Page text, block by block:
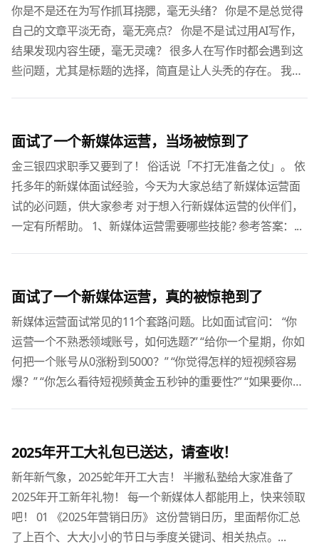
你是不是还在为写作抓耳挠腮，毫无头绪？ 你是不是总觉得
自己的文章平淡无奇，毫无亮点？ 你是不是试过用AI写作，
结果发现内容生硬，毫无灵魂？ 很多人在写作时都会遇到这
些问题，尤其是标题的选择，简直是让人头秃的存在。 我最
面试了一个新媒体运营，当场被惊到了
金三银四求职季又要到了！ 俗话说「不打无准备之仗」。 依
托多年的新媒体面试经验，今天为大家总结了新媒体运营面
试的必问题，供大家参考 对于想入行新媒体运营的伙伴们，
一定有所帮助。 1、新媒体运营需要哪些技能? 参考答案：...
面试了一个新媒体运营，真的被惊艳到了
新媒体运营面试常见的11个套路问题。比如面试官问： “你
运营一个不熟悉领域账号，如何选题?” “给你一个星期，你如
何把一个账号从0涨粉到5000？” “你觉得怎样的短视频容易
爆？” “你怎么看待短视频黄金五秒钟的重要性?” “如果要你打
2025年开工大礼包已送达，请查收！
新年新气象，2025蛇年开工大吉！ 半撇私塾给大家准备了
2025年开工新年礼物！ 每一个新媒体人都能用上，快来领取
吧！ 01 《2025年营销日历》 这份营销日历，里面帮你汇总
了上百个、大大小小的节日与季度关键词、相关热点。...